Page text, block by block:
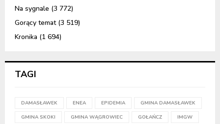
Na sygnale (3 772)
Gorący temat(3 519)
Kronika (1 694)
TAGI
DAMASŁAWEK ENEA EPIDEMIA GMINA DAMASŁAWEK
GMINA SKOKI GMINA WĄGROWIEC GOŁAŃCZ IMGW